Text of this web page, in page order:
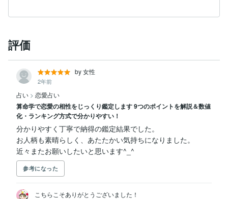
評価
by 女性
2年前
占い > 恋愛占い
算命学で恋愛の相性をじっくり鑑定します 9つのポイントを解説＆数値
化・ランキング方式で分かりやすい！
分かりやすく丁寧で納得の鑑定結果でした。
お人柄も素晴らしく、あたたかい気持ちになりました。
近々またお願いしたいと思います^_^
参考になった
こちらこそありがとうございました！